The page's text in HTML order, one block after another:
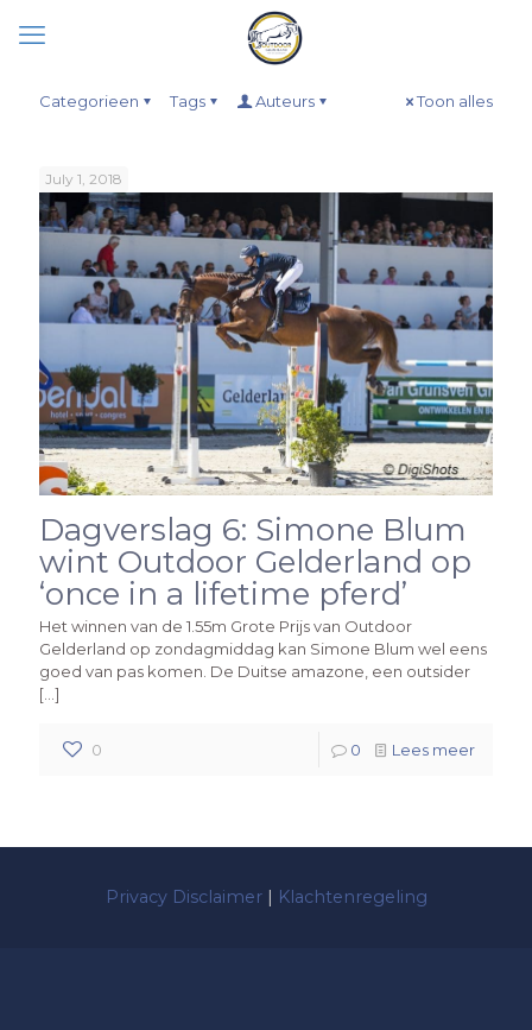
Categorieen Tags Auteurs Toon alles
July 1, 2018
Dagverslag 6: Simone Blum
wint Outdoor Gelderland op
‘once in a lifetime pferd’
Het winnen van de 1.55m Grote Prijs van Outdoor
Gelderland op zondagmiddag kan Simone Blum wel eens
goed van pas komen. De Duitse amazone, een outsider
[…]
0 0 Lees meer
Privacy Disclaimer| Klachtenregeling